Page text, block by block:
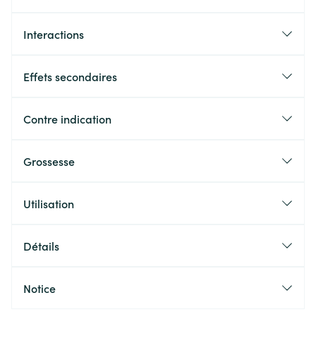
Interactions
Effets secondaires
Contre indication
Grossesse
Utilisation
Détails
Notice